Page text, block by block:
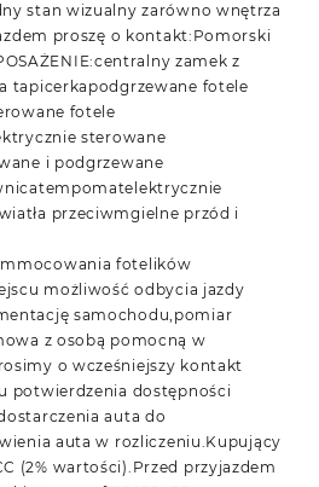
stan wizualny zarówno wnętrza
proszę o kontakt:Pomorski
zamek z
tapicerkapodgrzewane fotele
fotele
sterowane
i podgrzewane
przeciwmgielne przód i
fotelików
możliwość odbycia jazdy
samochodu,pomiar
z osobą pomocną w
o wcześniejszy kontakt
potwierdzenia dostępności
auta do
auta w rozliczeniu.Kupujący
(2% wartości).Przed przyjazdem